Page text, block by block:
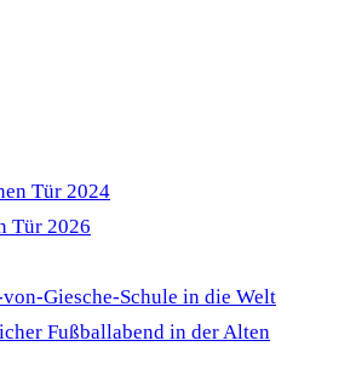
Tür 2026
Giesche-Schule in die Welt
Fußballabend in der Alten